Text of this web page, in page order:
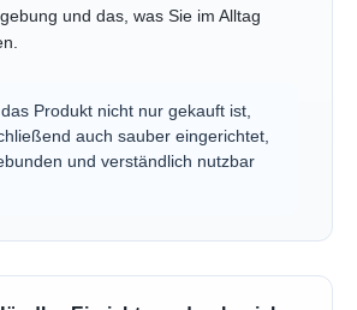
und das, was Sie im Alltag
Produkt nicht nur gekauft ist,
auch sauber eingerichtet,
und verständlich nutzbar